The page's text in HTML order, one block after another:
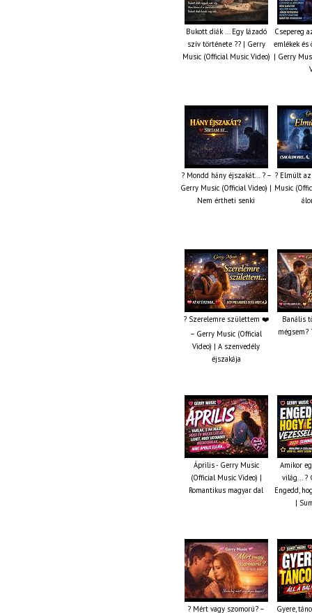
Bukott diák ... Egy lázadó
szív története ?? | Gerry
Music (Official Music Video)
Csepereg
emlékek és
| Gerry
? Mondd hány éjszakát… ? –
Gerry Music (Official Video) |
Nem értheti senki
? Elmúlt
Music
? Szerelemre születtem ❤️
– Gerry Music (Official
Video) | A szenvedély
éjszakája
Banális
mégsem?
Április - Gerry Music
(Official Music Video) |
Romantikus magyar dal
Amikor
világ... ?
Engedd,
|
? Mért vagy szomorú? –
Gyere,